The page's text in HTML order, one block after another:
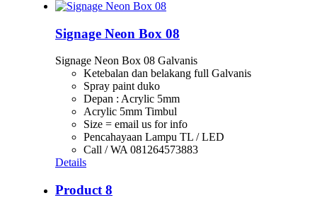
Signage Neon Box 08
Signage Neon Box 08 Galvanis
Ketebalan dan belakang full Galvanis
Spray paint duko
Depan : Acrylic 5mm
Acrylic 5mm Timbul
Size = email us for info
Pencahayaan Lampu TL / LED
Call / WA 081264573883
Details
Product 8